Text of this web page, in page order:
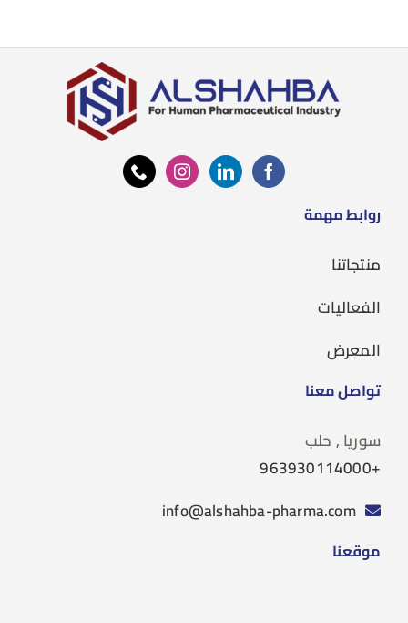
روابط مهمة
منتجاتنا
الفعاليات
المعرض
تواصل معنا
سوريا , حلب
+963930114000
info@alshahba-pharma.com
موقعنا